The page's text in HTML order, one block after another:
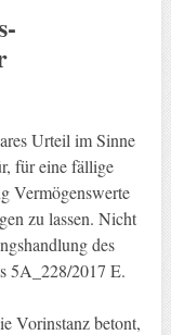
Urteil im Sinne
für eine fällige
Vermögenswerte
zu lassen. Nicht
des
5A_228/2017 E.
Vorinstanz betont,